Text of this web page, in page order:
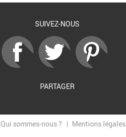
SUIVEZ-NOUS
PARTAGER
Qui sommes-nous ? Mentions légales